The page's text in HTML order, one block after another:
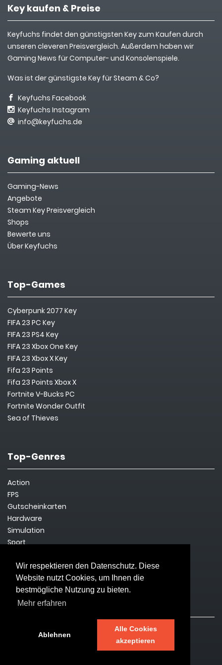
Wir respektieren den Datenschutz. Diese
Website nutzt Cookies, um Ihnen die
bestmögliche Nutzung zu bieten.
Mehr erfahren
Ablehnen
Alle Cookies
akzeptieren
Key kaufen & Preise
Keyfuchs findet den günstigsten Key zum Kaufen durch
unseren cleveren Preisvergleich. Außerdem haben wir
Gaming News für Computer- und Konsolenspiele.
Was ist der günstigste Key für Steam & Co?
Keyfuchs Facebook
Keyfuchs Instagram
info@keyfuchs.de
Gaming aktuell
Gaming-News
Angebote
Steam Key Preisvergleich
Shops
Bewerte uns
Über Keyfuchs
Top-Games
Cyberpunk 2077 Key
FIFA 23 PC Key
FIFA 23 PS4 Key
FIFA 23 Xbox One Key
FIFA 23 Xbox X Key
Fifa 23 Points
Fifa 23 Points Xbox X
Fortnite V-Bucks PC
Fortnite Wonder Outfit
Sea of Thieves
Top-Genres
Action
FPS
Gutscheinkarten
Hardware
Simulation
Sport
Survival
Rechtliches
Impressum